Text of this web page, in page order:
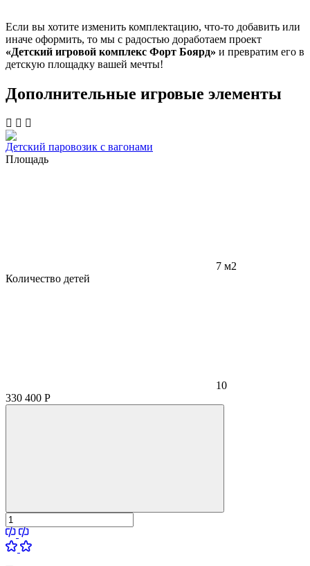
Если вы хотите изменить комплектацию, что-то добавить или
иначе оформить, то мы с радостью доработаем проект
«Детский игровой комплекс Форт Боярд» и превратим его в
детскую площадку вашей мечты!
Дополнительные игровые элементы
Детский паровозик с вагонами
Площадь
7 м2
Количество детей
10
330 400 Р